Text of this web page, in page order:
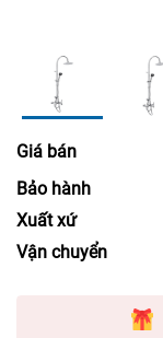
Giá bán
Bảo hành
Xuất xứ
Vận chuyển